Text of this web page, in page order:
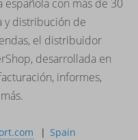
española con más de 30
y distribución de
el distribuidor
desarrollada en
informes,
Spain